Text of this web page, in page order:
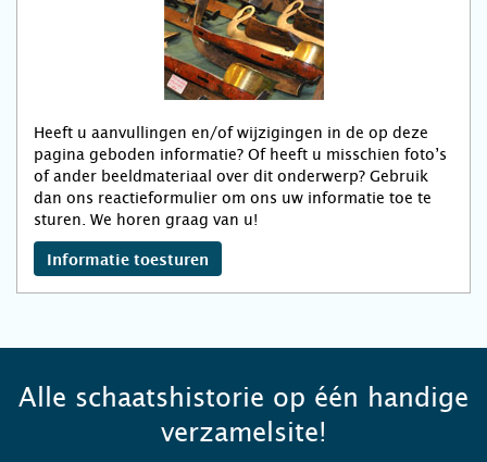
Heeft u aanvullingen en/of wijzigingen in de op deze
pagina geboden informatie? Of heeft u misschien foto’s
of ander beeldmateriaal over dit onderwerp? Gebruik
dan ons reactieformulier om ons uw informatie toe te
sturen. We horen graag van u!
Informatie toesturen
Alle schaatshistorie op één handige
verzamelsite!